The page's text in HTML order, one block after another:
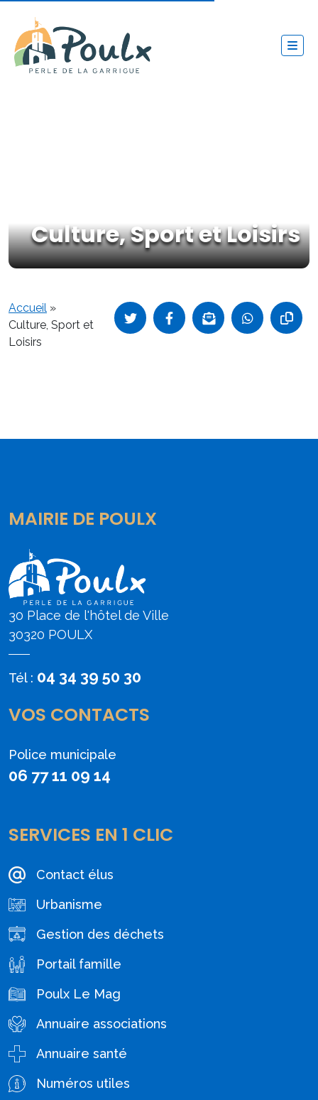
Culture, Sport et Loisirs
Accueil »
Culture, Sport et
Loisirs
MAIRIE DE POULX
30 Place de l'hôtel de Ville
30320 POULX
Tél : 04 34 39 50 30
VOS CONTACTS
Police municipale
06 77 11 09 14
SERVICES EN 1 CLIC
Contact élus
Urbanisme
Gestion des déchets
Portail famille
Poulx Le Mag
Annuaire associations
Annuaire santé
Numéros utiles